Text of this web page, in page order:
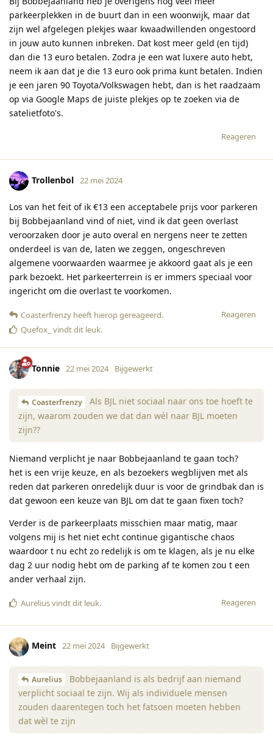
parkeerplekken in de buurt dan in een woonwijk, maar dat
zijn wel afgelegen plekjes waar kwaadwillenden ongestoord
in jouw auto kunnen inbreken. Dat kost meer geld (en tijd)
dan die 13 euro betalen. Zodra je een wat luxere auto hebt,
neem ik aan dat je die 13 euro ook prima kunt betalen. Indien
je een jaren 90 Toyota/Volkswagen hebt, dan is het raadzaam
op via Google Maps de juiste plekjes op te zoeken via de
satelietfoto's.
Reageren
Trollenbol 22 mei 2024
Los van het feit of ik €13 een acceptabele prijs voor parkeren
bij Bobbejaanland vind of niet, vind ik dat geen overlast
veroorzaken door je auto overal en nergens neer te zetten
onderdeel is van de, laten we zeggen, ongeschreven
algemene voorwaarden waarmee je akkoord gaat als je een
park bezoekt. Het parkeerterrein is er immers speciaal voor
ingericht om die overlast te voorkomen.
Reageren
Coasterfrenzy heeft hierop gereageerd.
Quefox_ vindt dit leuk.
Tonnie 22 mei 2024 Bijgewerkt
Coasterfrenzy
Als BJL niet sociaal naar ons toe hoeft te
zijn, waarom zouden we dat dan wél naar BJL moeten
zijn??
Niemand verplicht je naar Bobbejaanland te gaan toch?
het is een vrije keuze, en als bezoekers wegblijven met als
reden dat parkeren onredelijk duur is voor de grindbak dan is
dat gewoon een keuze van BJL om dat te gaan fixen toch?
Verder is de parkeerplaats misschien maar matig, maar
volgens mij is het niet echt continue gigantische chaos
waardoor t nu echt zo redelijk is om te klagen, als je nu elke
dag 2 uur nodig hebt om de parking af te komen zou t een
ander verhaal zijn.
Reageren
Aureliusvindt dit leuk.
Meint 22 mei 2024 Bijgewerkt
Aurelius
Bobbejaanland is als bedrijf aan niemand
verplicht sociaal te zijn. Wij als individuele mensen
zouden daarentegen toch het fatsoen moeten hebben
dat wèl te zijn